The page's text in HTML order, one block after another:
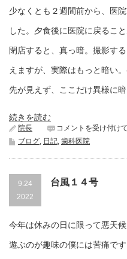
医
に
わ
ま
は
少なくとも２週間前から、医
した。夕食後に医院に戻るこ
閉店すると、真っ暗。撮影す
えますが、実際はもっと暗い
先が見えず、ここだけ異様に暗
続きを読む
院長
真
っ
は
コメントを受け付け
ブログ, 日記, 歯科医院
9.24
2022
台風１４号
今年は休みの日に限って悪天
遊ぶのが趣味の僕には苦痛で